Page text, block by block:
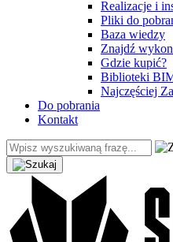
Realizacje i
Pliki do
Baza wiedzy
Znajdź
Gdzie kupić?
Biblioteki
Najczęściej
Do pobrania
Kontakt